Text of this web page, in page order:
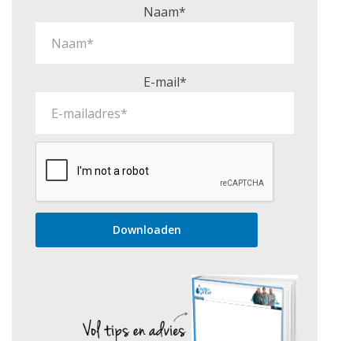
Naam*
E-mail*